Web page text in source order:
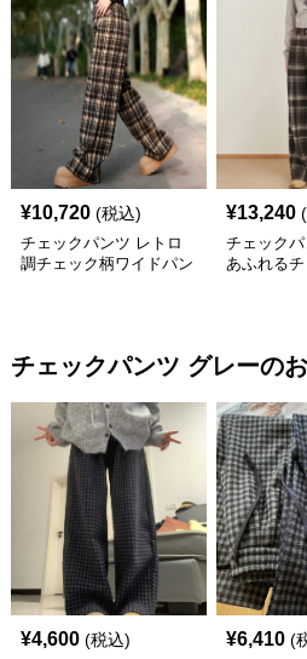
¥10,720 (税込)
チェックパンツ レトロ
調チェック柄ワイドパン
¥13,240
チェック
あふれる
チェックパンツ グレーの
¥4,600 (税込) ¥6,410 (